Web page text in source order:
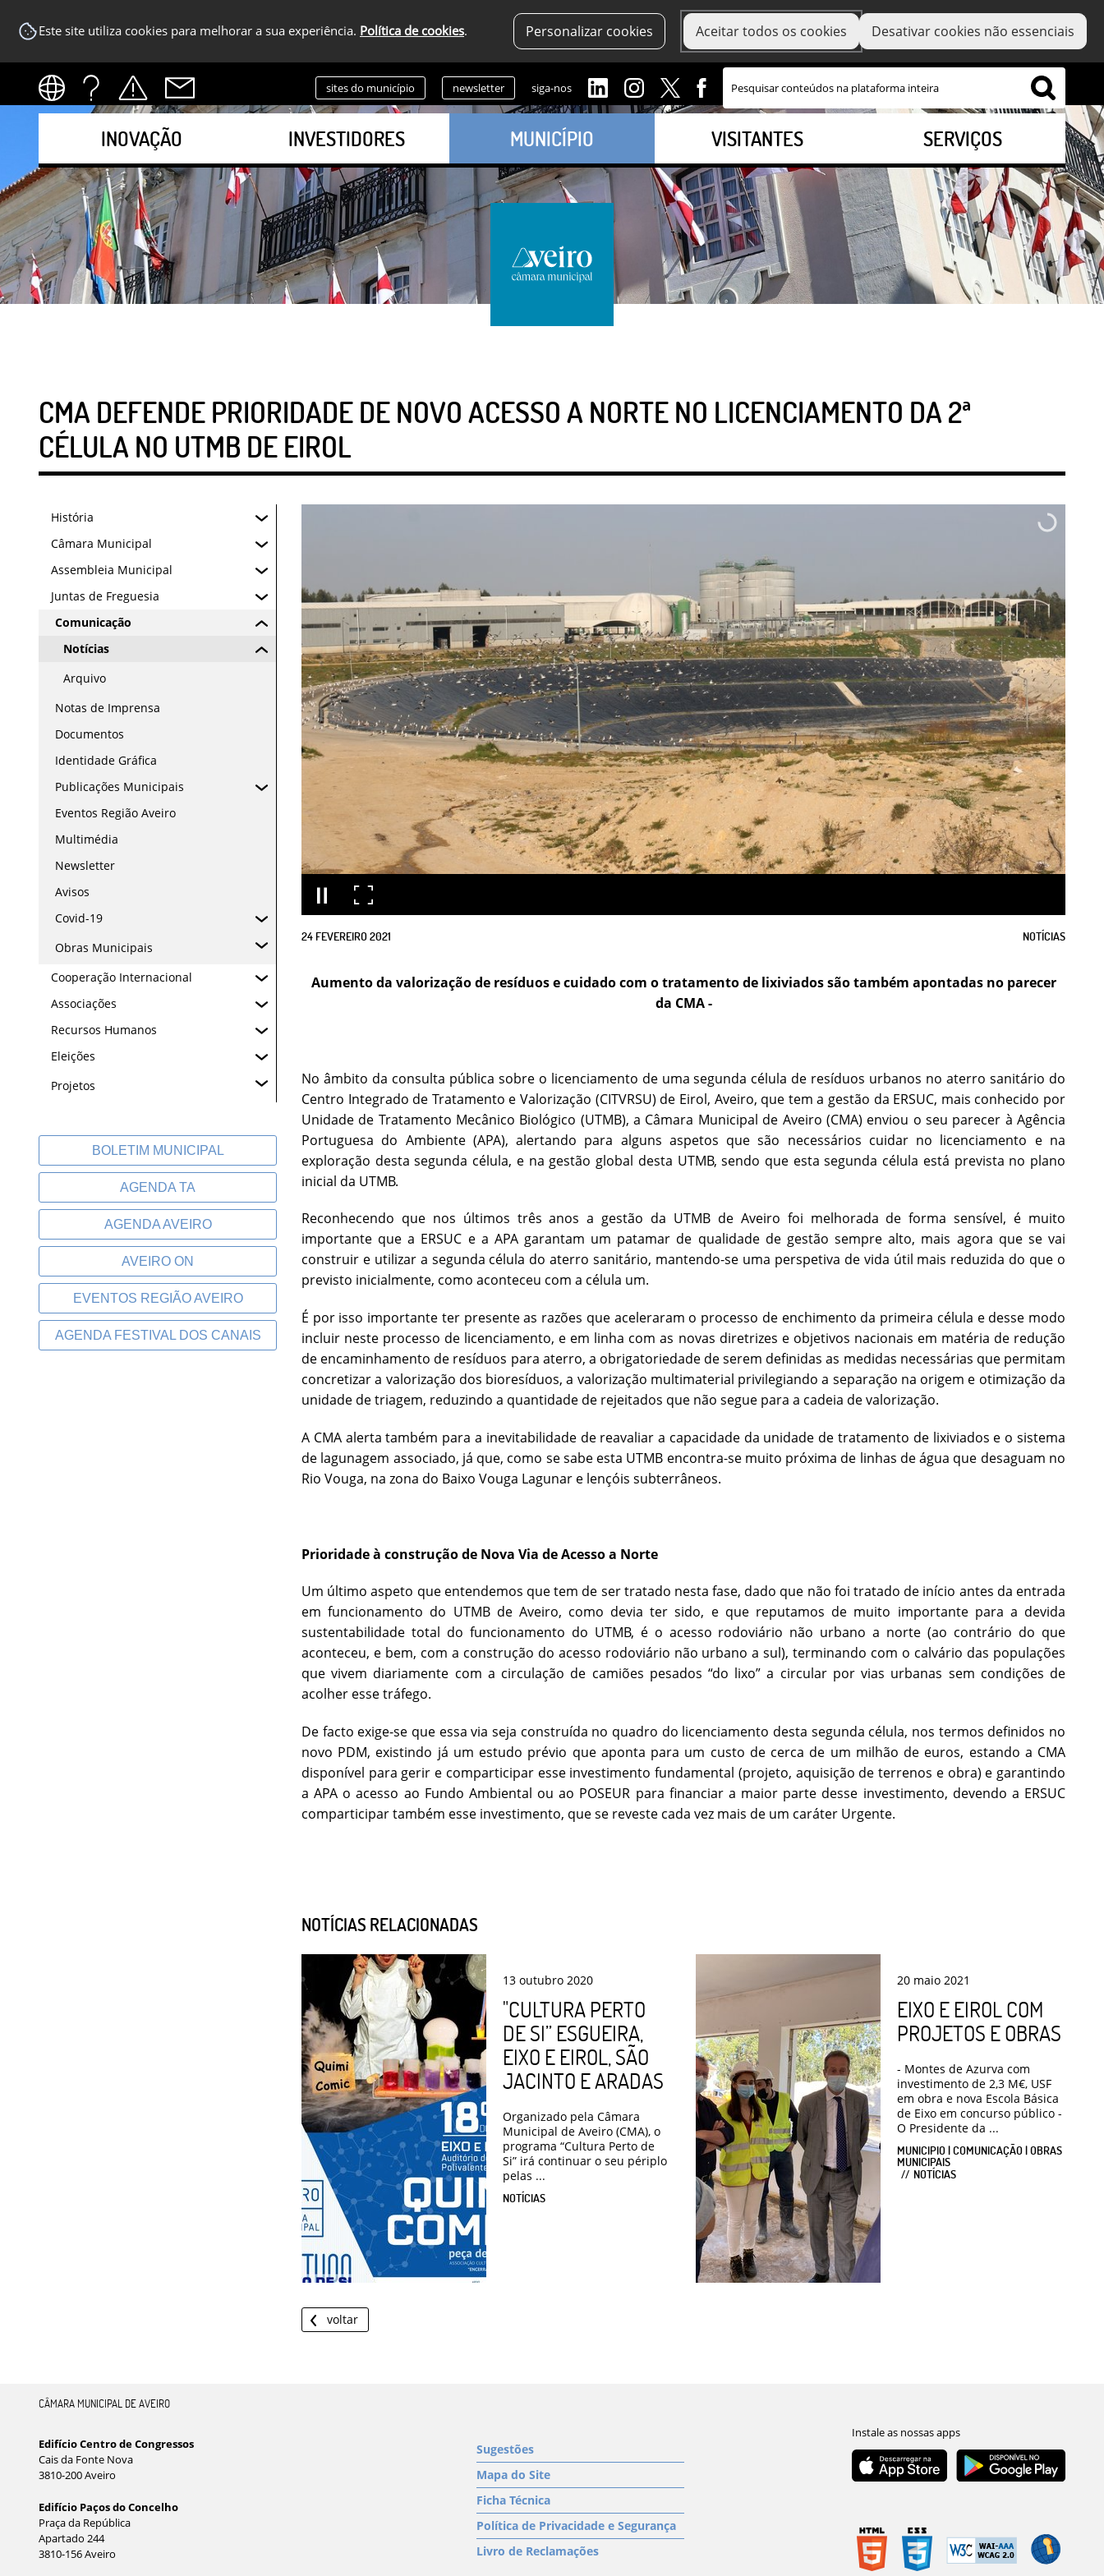
Este site utiliza cookies para melhorar a sua experiência. Política de cookies. Personalizar cookies Aceitar todos os cookies Desativar cookies não essenciais
sites do município newsletter siga-nos
INOVAÇÃO INVESTIDORES MUNICÍPIO VISITANTES SERVIÇOS
CMA DEFENDE PRIORIDADE DE NOVO ACESSO A NORTE NO LICENCIAMENTO DA 2ª
CÉLULA NO UTMB DE EIROL
História
Câmara Municipal
Assembleia Municipal
Juntas de Freguesia
Comunicação
Notícias
Arquivo
Notas de Imprensa
Documentos
Identidade Gráfica
Publicações Municipais
Eventos Região Aveiro
Multimédia
Newsletter
Avisos
Covid-19
Obras Municipais
Cooperação Internacional
Associações
Recursos Humanos
Eleições
Projetos
BOLETIM MUNICIPAL
AGENDA TA
AGENDA AVEIRO
AVEIRO ON
EVENTOS REGIÃO AVEIRO
AGENDA FESTIVAL DOS CANAIS
24 FEVEREIRO2021 NOTÍCIAS
Aumento da valorização de resíduos e cuidado com o tratamento de lixiviados são também apontadas no parecer
da CMA -
No âmbito da consulta pública sobre o licenciamento de uma segunda célula de resíduos urbanos no aterro sanitário do
Centro Integrado de Tratamento e Valorização (CITVRSU) de Eirol, Aveiro, que tem a gestão da ERSUC, mais conhecido por
Unidade de Tratamento Mecânico Biológico (UTMB), a Câmara Municipal de Aveiro (CMA) enviou o seu parecer à Agência
Portuguesa do Ambiente (APA), alertando para alguns aspetos que são necessários cuidar no licenciamento e na
exploração desta segunda célula, e na gestão global desta UTMB, sendo que esta segunda célula está prevista no plano
inicial da UTMB.
Reconhecendo que nos últimos três anos a gestão da UTMB de Aveiro foi melhorada de forma sensível, é muito
importante que a ERSUC e a APA garantam um patamar de qualidade de gestão sempre alto, mais agora que se vai
construir e utilizar a segunda célula do aterro sanitário, mantendo-se uma perspetiva de vida útil mais reduzida do que o
previsto inicialmente, como aconteceu com a célula um.
É por isso importante ter presente as razões que aceleraram o processo de enchimento da primeira célula e desse modo
incluir neste processo de licenciamento, e em linha com as novas diretrizes e objetivos nacionais em matéria de redução
de encaminhamento de resíduos para aterro, a obrigatoriedade de serem definidas as medidas necessárias que permitam
concretizar a valorização dos bioresíduos, a valorização multimaterial privilegiando a separação na origem e otimização da
unidade de triagem, reduzindo a quantidade de rejeitados que não segue para a cadeia de valorização.
A CMA alerta também para a inevitabilidade de reavaliar a capacidade da unidade de tratamento de lixiviados e o sistema
de lagunagem associado, já que, como se sabe esta UTMB encontra-se muito próxima de linhas de água que desaguam no
Rio Vouga, na zona do Baixo Vouga Lagunar e lençóis subterrâneos.
Prioridade à construção de Nova Via de Acesso a Norte
Um último aspeto que entendemos que tem de ser tratado nesta fase, dado que não foi tratado de início antes da entrada
em funcionamento do UTMB de Aveiro, como devia ter sido, e que reputamos de muito importante para a devida
sustentabilidade total do funcionamento do UTMB, é o acesso rodoviário não urbano a norte (ao contrário do que
aconteceu, e bem, com a construção do acesso rodoviário não urbano a sul), terminando com o calvário das populações
que vivem diariamente com a circulação de camiões pesados “do lixo” a circular por vias urbanas sem condições de
acolher esse tráfego.
De facto exige-se que essa via seja construída no quadro do licenciamento desta segunda célula, nos termos definidos no
novo PDM, existindo já um estudo prévio que aponta para um custo de cerca de um milhão de euros, estando a CMA
disponível para gerir e comparticipar esse investimento fundamental (projeto, aquisição de terrenos e obra) e garantindo
a APA o acesso ao Fundo Ambiental ou ao POSEUR para financiar a maior parte desse investimento, devendo a ERSUC
comparticipar também esse investimento, que se reveste cada vez mais de um caráter Urgente.
NOTÍCIAS RELACIONADAS
13 outubro 2020
"CULTURA PERTO
DE SI” ESGUEIRA,
EIXO E EIROL, SÃO
JACINTO E ARADAS
Organizado pela Câmara
Municipal de Aveiro (CMA), o
programa “Cultura Perto de
Si” irá continuar o seu périplo
pelas ...
NOTÍCIAS
20 maio 2021
EIXO E EIROL COM
PROJETOS E OBRAS
- Montes de Azurva com
investimento de 2,3 M€, USF
em obra e nova Escola Básica
de Eixo em concurso público -
O Presidente da ...
MUNICIPIO | COMUNICAÇÃO | OBRAS
MUNICIPAIS
NOTÍCIAS
voltar
CÂMARA MUNICIPAL DE AVEIRO
Edifício Centro de Congressos
Cais da Fonte Nova
3810-200 Aveiro
Edifício Paços do Concelho
Praça da República
Apartado 244
3810-156 Aveiro
Sugestões
Mapa do Site
Ficha Técnica
Política de Privacidade e Segurança
Livro de Reclamações